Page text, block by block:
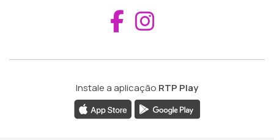
Aceder ao
Instale a aplicação RTP Play